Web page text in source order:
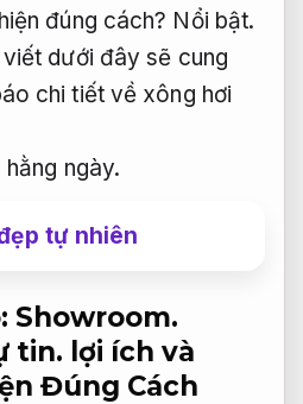
đúng cách? Nổi bật.
dưới đây sẽ cung
chi tiết về xông hơi
hằng ngày.
tự nhiên
Showroom.
tin. lợi ích và
Đúng Cách